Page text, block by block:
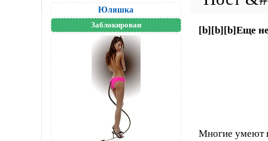
Юляшка
Заблокирован [b][b][b]Еще
Многие умеют